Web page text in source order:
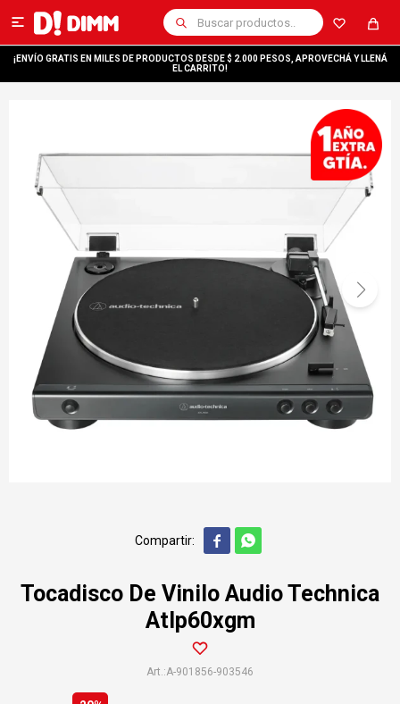

¡ENVÍO GRATIS EN MILES DE PRODUCTOS DESDE $ 2.000 PESOS, APROVECHÁ Y LLENÁ
EL CARRITO!
 
Tocadisco De Vinilo Audio Technica
Atlp60xgm
A-901856-903546